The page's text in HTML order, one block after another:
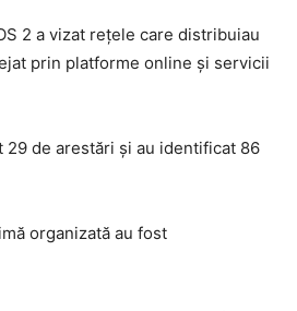
2 a vizat rețele care distribuiau
prin platforme online și servicii
29 de arestări și au identificat 86
organizată au fost